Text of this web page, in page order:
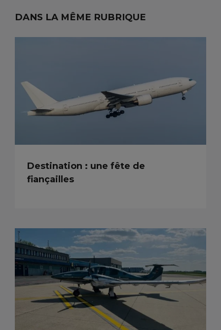
DANS LA MÊME RUBRIQUE
Destination : une fête de
fiançailles